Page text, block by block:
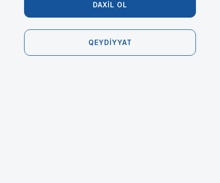
DAXİL OL
QEYDİYYAT